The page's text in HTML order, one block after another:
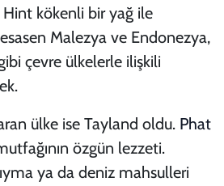
kökenli bir yağ ile
Malezya ve Endonezya,
çevre ülkelerle ilişkili
ülke ise Tayland oldu. Phat
özgün lezzeti.
ya da deniz mahsulleri